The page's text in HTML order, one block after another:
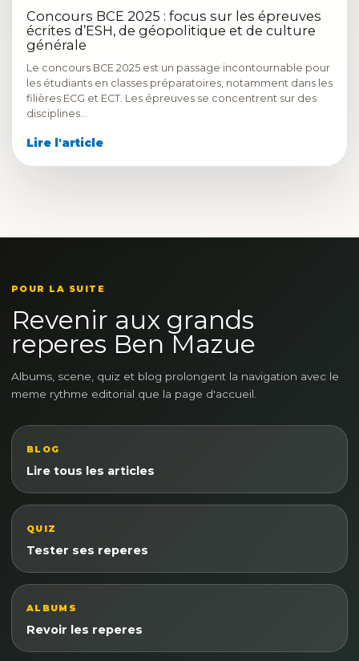
Concours BCE 2025 : focus sur les épreuves
écrites d’ESH, de géopolitique et de culture
générale
Le concours BCE 2025 est un passage incontournable pour
les étudiants en classes préparatoires, notamment dans les
filières ECG et ECT. Les épreuves se concentrent sur des
disciplines…
Lire l'article
POUR LA SUITE
Revenir aux grands
reperes Ben Mazue
Albums, scene, quiz et blog prolongent la navigation avec le
meme rythme editorial que la page d'accueil.
BLOG
Lire tous les articles
QUIZ
Tester ses reperes
ALBUMS
Revoir les reperes